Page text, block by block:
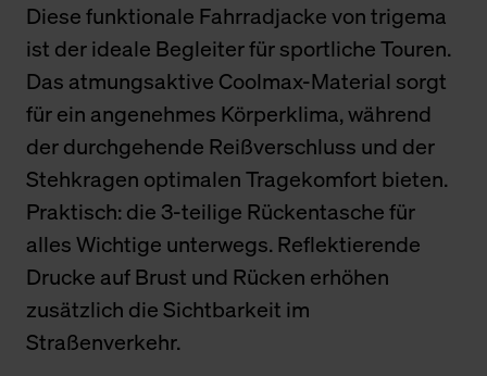
Diese funktionale Fahrradjacke von trigema
ist der ideale Begleiter für sportliche Touren.
Das atmungsaktive Coolmax-Material sorgt
für ein angenehmes Körperklima, während
der durchgehende Reißverschluss und der
Stehkragen optimalen Tragekomfort bieten.
Praktisch: die 3-teilige Rückentasche für
alles Wichtige unterwegs. Reflektierende
Drucke auf Brust und Rücken erhöhen
zusätzlich die Sichtbarkeit im
Straßenverkehr.